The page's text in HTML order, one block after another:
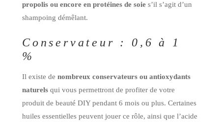
propolis ou encore en protéines de soie s’il s’agit d’un
shampoing démêlant.
Conservateur : 0,6 à 1
%
Il existe de nombreux conservateurs ou antioxydants
naturels qui vous permettront de profiter de votre
produit de beauté DIY pendant 6 mois ou plus. Certaines
huiles essentielles peuvent jouer ce rôle, ainsi que l’acide